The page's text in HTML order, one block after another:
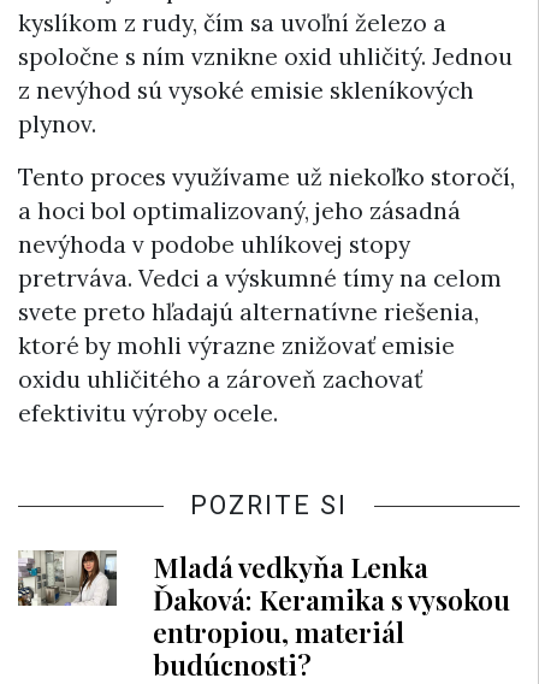
kyslíkom z rudy, čím sa uvoľní železo a
spoločne s ním vznikne oxid uhličitý. Jednou
z nevýhod sú vysoké emisie skleníkových
plynov.
Tento proces využívame už niekoľko storočí,
a hoci bol optimalizovaný, jeho zásadná
nevýhoda v podobe uhlíkovej stopy
pretrváva. Vedci a výskumné tímy na celom
svete preto hľadajú alternatívne riešenia,
ktoré by mohli výrazne znižovať emisie
oxidu uhličitého a zároveň zachovať
efektivitu výroby ocele.
POZRITE SI
Mladá vedkyňa Lenka
Ďaková: Keramika s vysokou
entropiou, materiál
budúcnosti?